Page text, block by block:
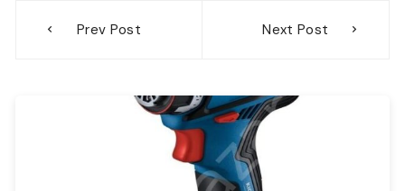
gezinmesi
Prev Post Next Post